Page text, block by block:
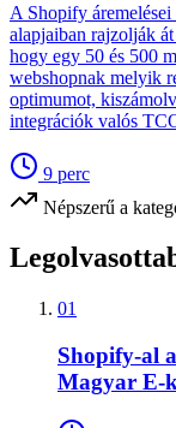
A Shopify
alapjaiban rajzolják
hogy egy 50 és 500
webshopnak melyik
optimumot,
integrációk valós
9 perc
Népszerű a
01
Shopify-al
Magyar E-